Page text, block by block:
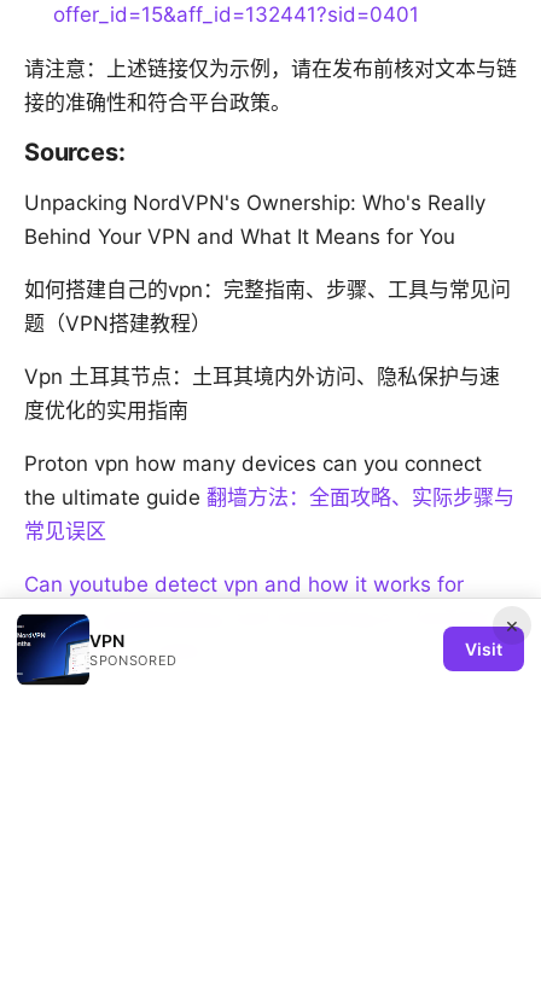
offer_id=15&aff_id=132441?sid=0401
请注意：上述链接仅为示例，请在发布前核对文本与链
接的准确性和符合平台政策。
Sources:
Unpacking NordVPN's Ownership: Who's Really
Behind Your VPN and What It Means for You
如何搭建自己的vpn：完整指南、步骤、工具与常见问
题（VPN搭建教程）
Vpn 土耳其节点：土耳其境内外访问、隐私保护与速
度优化的实用指南
Proton vpn how many devices can you connect
the ultimate guide 翻墙方法：全面攻略、实际步骤与
常见误区
Can youtube detect vpn and how it works for
privacy, geoblocking, and streaming on YouTube
with VPNs in 2025
×
VPN
SPONSORED
Visit